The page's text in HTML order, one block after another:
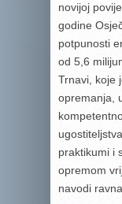
novijoj
godine
potpunosti
od 5,6
Trnavi, koje
opremanja,
praktikumi i
opremom
navodi